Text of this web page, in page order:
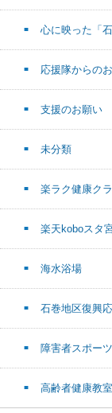
心に映った「石
応援隊からの
支援のお願い
未分類
楽ラク健康ク
楽天koboスタ
海水浴場
石巻地区復興
障害者スポー
高齢者健康教室